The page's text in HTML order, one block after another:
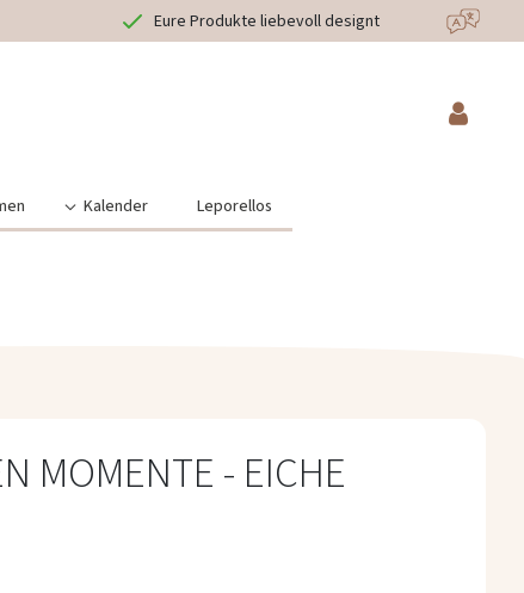
Eure Produkte liebevoll designt
Kalender Leporellos
MOMENTE - EICHE